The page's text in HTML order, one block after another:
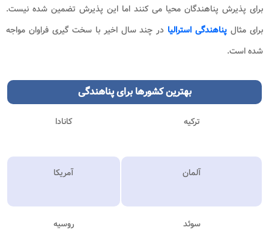
برای پذیرش پناهندگان محیا می کنند اما این پذیرش تضمین شده نیست.
برای مثال پناهندگی استرالیا در چند سال اخیر با سخت گیری فراوان مواجه
شده است.
بهترین کشورها برای پناهندگی
ترکیه کانادا
آلمان آمریکا
سوئد روسیه